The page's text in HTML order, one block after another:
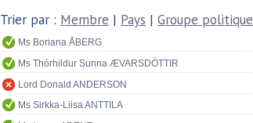
Trier par : Membre | Pays | Groupe politique
Ms Boriana ÅBERG
Ms Thórhildur Sunna ÆVARSDÓTTIR
Lord Donald ANDERSON
Ms Sirkka-Liisa ANTTILA